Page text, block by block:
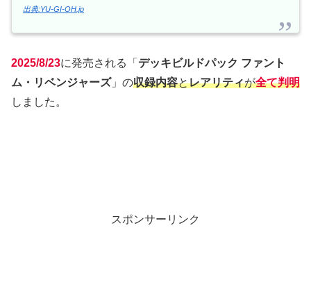
出典:YU-GI-OH.jp
2025/8/23に発売される「 デッキビルドパック ファント
ム・リベンジャーズ」の収録内容とレアリティが全て判明
しました。
スポンサーリンク